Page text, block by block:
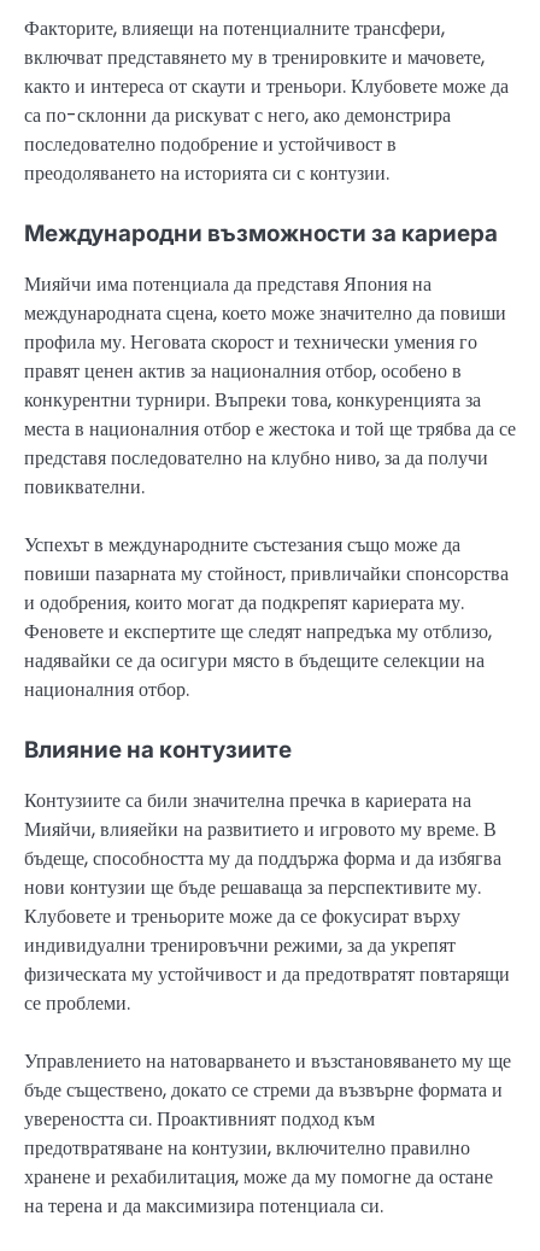
Факторите, влияещи на потенциалните трансфери,
включват представянето му в тренировките и мачовете,
както и интереса от скаути и треньори. Клубовете може да
са по-склонни да рискуват с него, ако демонстрира
последователно подобрение и устойчивост в
преодоляването на историята си с контузии.
Международни възможности за кариера
Мияйчи има потенциала да представя Япония на
международната сцена, което може значително да повиши
профила му. Неговата скорост и технически умения го
правят ценен актив за националния отбор, особено в
конкурентни турнири. Въпреки това, конкуренцията за
места в националния отбор е жестока и той ще трябва да се
представя последователно на клубно ниво, за да получи
повиквателни.
Успехът в международните състезания също може да
повиши пазарната му стойност, привличайки спонсорства
и одобрения, които могат да подкрепят кариерата му.
Феновете и експертите ще следят напредъка му отблизо,
надявайки се да осигури място в бъдещите селекции на
националния отбор.
Влияние на контузиите
Контузиите са били значителна пречка в кариерата на
Мияйчи, влияейки на развитието и игровото му време. В
бъдеще, способността му да поддържа форма и да избягва
нови контузии ще бъде решаваща за перспективите му.
Клубовете и треньорите може да се фокусират върху
индивидуални тренировъчни режими, за да укрепят
физическата му устойчивост и да предотвратят повтарящи
се проблеми.
Управлението на натоварването и възстановяването му ще
бъде съществено, докато се стреми да възвърне формата и
увереността си. Проактивният подход към
предотвратяване на контузии, включително правилно
хранене и рехабилитация, може да му помогне да остане
на терена и да максимизира потенциала си.